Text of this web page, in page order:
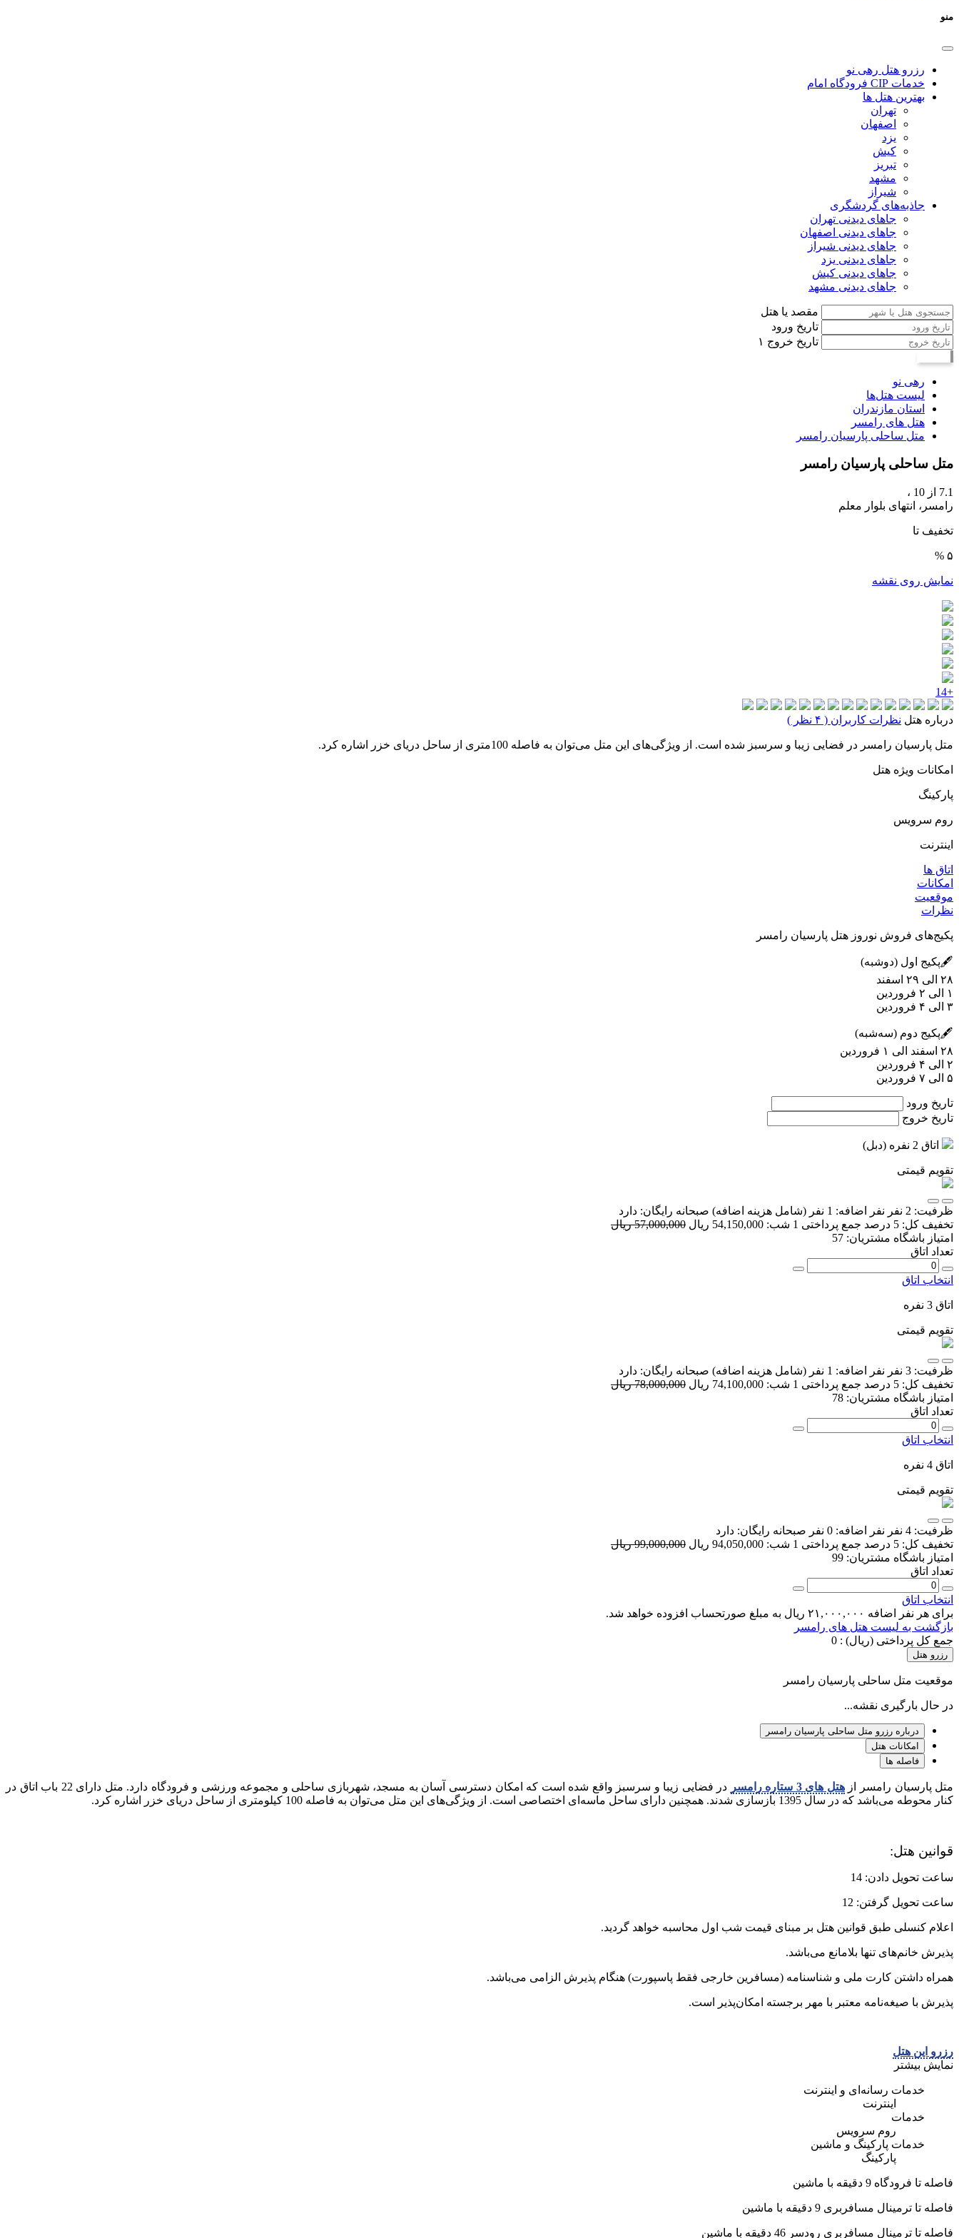
منو
رزرو هتل رهی نو
خدمات CIP فرودگاه امام
بهترین هتل ها
تهران
اصفهان
یزد
کیش
تبریز
مشهد
شیراز
جاذبه‌های گردشگری
جاهای دیدنی تهران
جاهای دیدنی اصفهان
جاهای دیدنی شیراز
جاهای دیدنی یزد
جاهای دیدنی کیش
جاهای دیدنی مشهد
مقصد یا هتل
تاریخ ورود
تاریخ خروج ۱
رهی نو
لیست هتل‌ها
استان مازندران
هتل های رامسر
متل ساحلی پارسیان رامسر
متل ساحلی پارسیان رامسر
7.1 از 10 ،
رامسر، انتهای بلوار معلم
تخفیف تا
۵ %
نمایش روی نقشه
+14
درباره هتل نظرات کاربران ( ۴ نظر )
متل پارسیان رامسر در فضایی زیبا و سرسبز شده است. از ویژگی‌های این متل می‌توان به فاصله 100متری از ساحل دریای خزر اشاره کرد.
امکانات ویژه هتل
پارکینگ
روم سرویس
اینترنت
اتاق ها
امکانات
موقعیت
نظرات
پکیج‌های فروش نوروز هتل پارسیان رامسر
🖋پکیج اول (دوشبه)
۲۸ الی ۲۹ اسفند
۱ الی ۲ فروردین
۳ الی ۴ فروردین
🖋پکیج دوم (سه‌شبه)
۲۸ اسفند الی ۱ فروردین
۲ الی ۴ فروردین
۵ الی ۷ فروردین
تاریخ ورود
تاریخ خروج
اتاق 2 نفره (دبل)
تقویم قیمتی
ظرفیت: 2 نفر نفر اضافه: 1 نفر (شامل هزینه اضافه) صبحانه رایگان: دارد
تخفیف کل: 5 درصد جمع پرداختی 1 شب: 54,150,000 ریال
57,000,000 ریال
امتیاز باشگاه مشتریان: 57
تعداد اتاق
انتخاب اتاق
اتاق 3 نفره
تقویم قیمتی
ظرفیت: 3 نفر نفر اضافه: 1 نفر (شامل هزینه اضافه) صبحانه رایگان: دارد
تخفیف کل: 5 درصد جمع پرداختی 1 شب: 74,100,000 ریال
78,000,000 ریال
امتیاز باشگاه مشتریان: 78
تعداد اتاق
انتخاب اتاق
اتاق 4 نفره
تقویم قیمتی
ظرفیت: 4 نفر نفر اضافه: 0 نفر صبحانه رایگان: دارد
تخفیف کل: 5 درصد جمع پرداختی 1 شب: 94,050,000 ریال
99,000,000 ریال
امتیاز باشگاه مشتریان: 99
تعداد اتاق
انتخاب اتاق
برای هر نفر اضافه ۲۱,۰۰۰,۰۰۰ ریال به مبلغ صورتحساب افزوده خواهد شد.
بازگشت به لیست هتل های رامسر
جمع کل پرداختی (ریال) : 0
رزرو هتل
موقعیت متل ساحلی پارسیان رامسر
در حال بارگیری نقشه...
درباره رزرو متل ساحلی پارسیان رامسر
امکانات هتل
فاصله ها
متل پارسیان رامسر ازهتل های 3 ستاره رامسر
در فضایی زیبا و سرسبز واقع شده است که امکان دسترسی آسان به مسجد، شهربازی ساحلی و مجموعه ورزشی و فرودگاه دارد. متل دارای 22 باب اتاق در
کنار محوطه می‌باشد که در سال 1395 بازسازی شدند. همچنین دارای ساحل ماسه‌ای اختصاصی است. از ویژگی‌های این متل می‌توان به فاصله 100 کیلومتری از ساحل دریای خزر اشاره کرد.
قوانین هتل:
ساعت تحویل دادن: 14
ساعت تحویل گرفتن: 12
اعلام کنسلی طبق قوانین هتل بر مبنای قیمت شب اول محاسبه خواهد گردید.
پذیرش خانم‌های تنها بلامانع می‌باشد.
همراه داشتن کارت ملی و شناسنامه (مسافرین خارجی فقط پاسپورت) هنگام پذیرش الزامی می‌باشد.
پذیرش با صیغه‌نامه معتبر با مهر برجسته امکان‌پذیر است.
رزرو این هتل
نمایش بیشتر
خدمات رسانه‌ای و اینترنت
اینترنت
خدمات
روم سرویس
خدمات پارکینگ و ماشین
پارکینگ
فاصله تا فرودگاه 9 دقیقه با ماشین
فاصله تا ترمینال مسافربری 9 دقیقه با ماشین
فاصله تا ترمینال مسافربری رودسر 46 دقیقه با ماشین